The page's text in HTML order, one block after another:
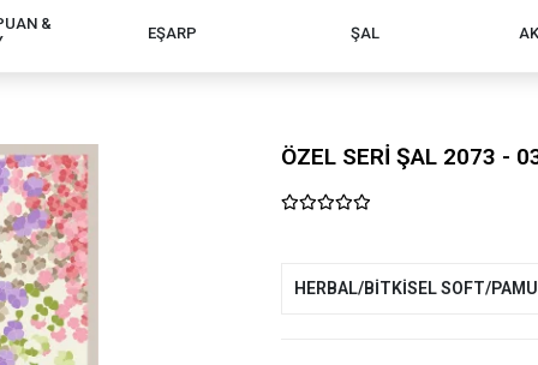
&
EŞARP ŞAL
ÖZEL SERİ ŞAL 2073 -
HERBAL/BİTKİSEL SOFT/